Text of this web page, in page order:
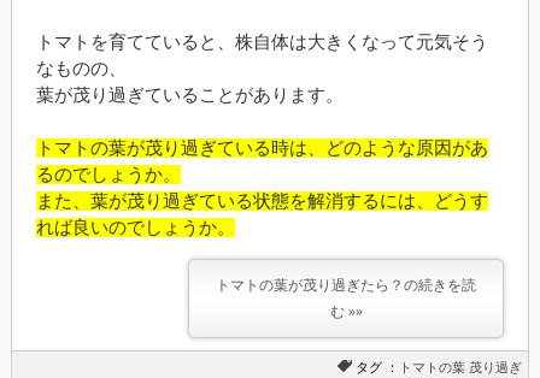
トマトを育てていると、株自体は大きくなって元気そう
なものの、
葉が茂り過ぎていることがあります。
トマトの葉が茂り過ぎている時は、どのような原因があ
るのでしょうか。
また、葉が茂り過ぎている状態を解消するには、どうす
れば良いのでしょうか。
トマトの葉が茂り過ぎたら？の続きを読
む »»
タグ ： トマトの葉 茂り過ぎ